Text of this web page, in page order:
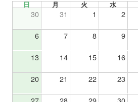
日 月 火 水
30 31 1 2
6 7 8 9
13 14 15 16
20 21 22 23